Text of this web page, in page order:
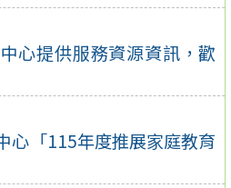
心提供服務資源資訊，歡
心「115年度推展家庭教育